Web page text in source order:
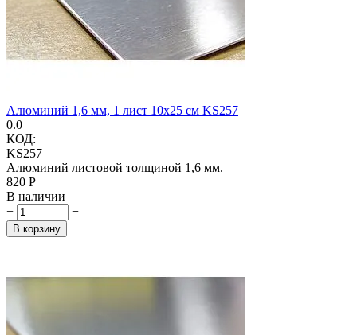
Алюминий 1,6 мм, 1 лист 10х25 см KS257
0.0
КОД:
KS257
Алюминий листовой толщиной 1,6 мм.
‍820‍ Р
В наличии
+
−
В корзину